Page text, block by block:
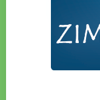
1. kolo